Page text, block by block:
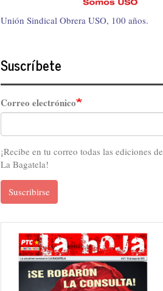
Unión Sindical Obrera USO, 100 años.
Suscríbete
Correo electrónico
¡Recibe en tu correo todas las ediciones de
La Bagatela!
Suscribirse